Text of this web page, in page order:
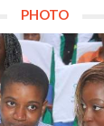
PHOTO